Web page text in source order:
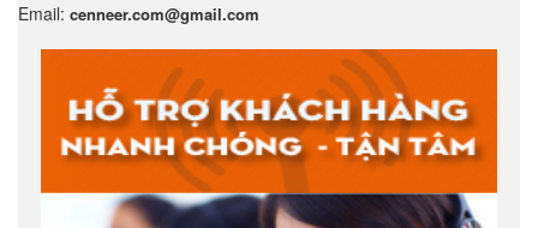
Email: cenneer.com@gmail.com